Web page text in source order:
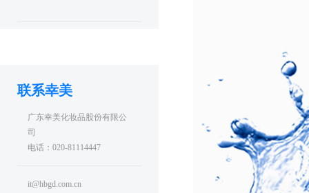
联系幸美
广东幸美化妆品股份有限公
司
电话：020-81114447
it@hbgd.com.cn